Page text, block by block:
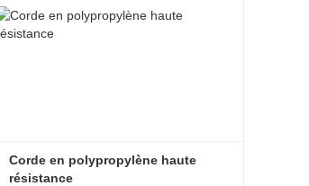
Corde en polypropylène haute
résistance